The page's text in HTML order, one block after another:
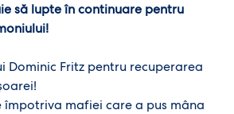
să lupte în continuare pentru
Dominic Fritz pentru recuperarea
mafiei care a pus mâna